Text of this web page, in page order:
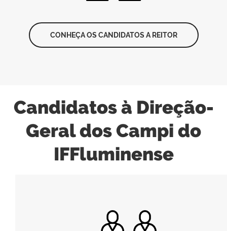
CONHEÇA OS CANDIDATOS A REITOR
Candidatos à Direção-
Geral dos Campi do
IFFluminense